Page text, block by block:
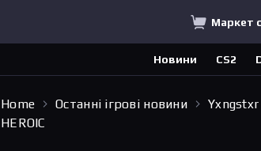
Маркет
Новини CS2
Home Останні ігрові новини
Yxngstxr
HEROIC